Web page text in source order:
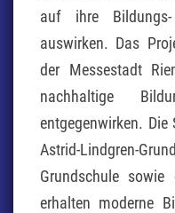
auf ihre Bildungs-
auswirken. Das
der Messestadt
nachhaltige
entgegenwirken.
Astrid-Lindgren-
Grundschule sowie
erhalten moderne